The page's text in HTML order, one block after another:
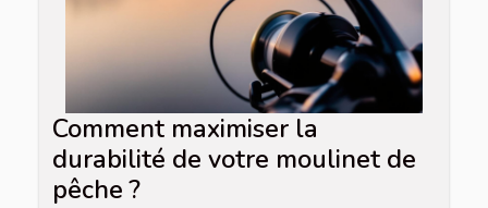
Comment maximiser la
durabilité de votre moulinet de
pêche ?